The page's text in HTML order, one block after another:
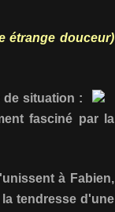
étrange douceur)
de situation :
fasciné par la
à Fabien,
tendresse d'une